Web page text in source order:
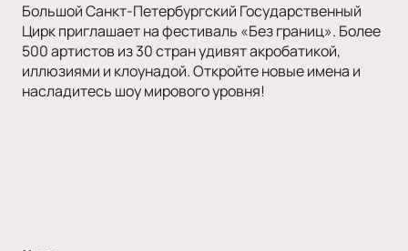
Большой Санкт-Петербургский Государственный
Цирк приглашает на фестиваль «Без границ». Более
500 артистов из 30 стран удивят акробатикой,
иллюзиями и клоунадой. Откройте новые имена и
насладитесь шоу мирового уровня!